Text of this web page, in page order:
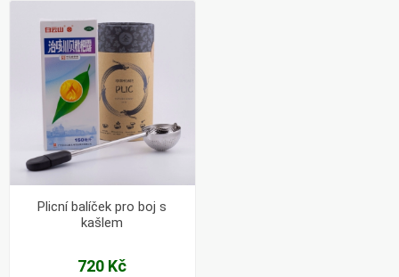
Plicní balíček pro boj s
kašlem
720 Kč